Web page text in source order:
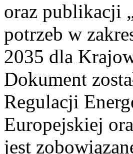
oraz publikacji
potrzeb w
2035 dla
Dokument
Regulacji
Europejskiej
jest